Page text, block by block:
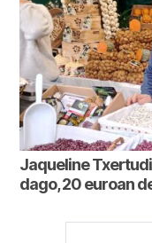
Jaqueline
dago, 20 euroan